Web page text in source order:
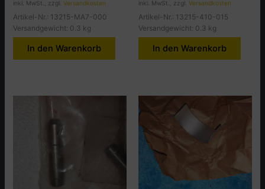
inkl. MwSt., zzgl.Versandkosten
Artikel-Nr.: 13215-MA7-000
Versandgewicht: 0.3 kg
In den Warenkorb
inkl. MwSt., zzgl. Versandkosten
Artikel-Nr.: 13215-410-015
Versandgewicht: 0.3 kg
In den Warenkorb